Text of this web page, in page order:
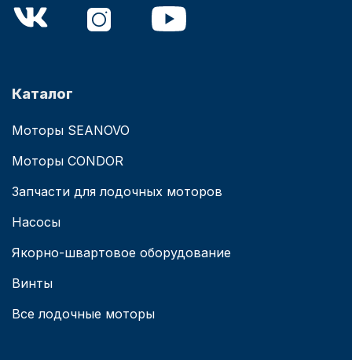
Каталог
Моторы SEANOVO
Моторы CONDOR
Запчасти для лодочных моторов
Насосы
Якорно-швартовое оборудование
Винты
Все лодочные моторы